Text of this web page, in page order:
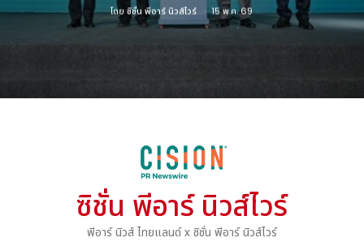
โดยซิชั่น พีอาร์ นิวส์ไวร์ 15 พ.ค. 69
ซิชั่น พีอาร์ นิวส์ไวร์
พีอาร์ นิวส์ ไทยแลนด์ x ซิชั่น พีอาร์ นิวส์ไวร์